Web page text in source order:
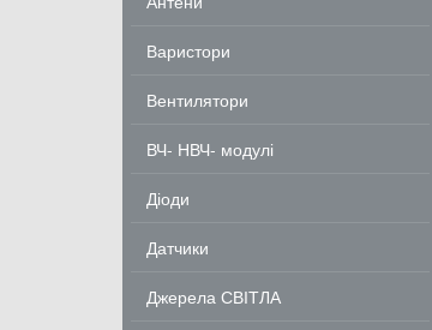
Варистори
Вентилятори
ВЧ- НВЧ- модулі
Діоди
Датчики
Джерела СВІТЛА